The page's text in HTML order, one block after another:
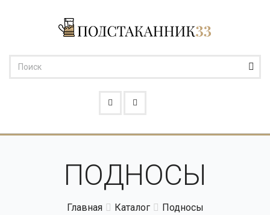
ПОДНОСЫ
Главная Каталог Подносы